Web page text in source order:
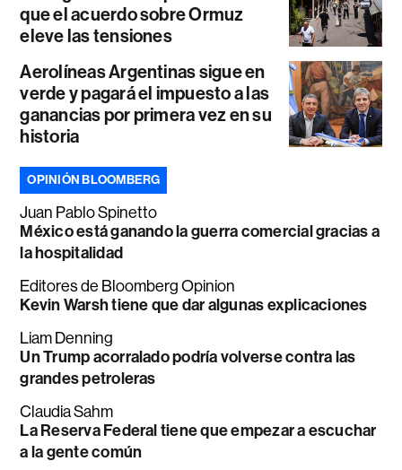
que el acuerdo sobre Ormuz
eleve las tensiones
Aerolíneas Argentinas sigue en
verde y pagará el impuesto a las
ganancias por primera vez en su
historia
OPINIÓN BLOOMBERG
Juan Pablo Spinetto
México está ganando la guerra comercial gracias a
la hospitalidad
Editores de Bloomberg Opinion
Kevin Warsh tiene que dar algunas explicaciones
Liam Denning
Un Trump acorralado podría volverse contra las
grandes petroleras
Claudia Sahm
La Reserva Federal tiene que empezar a escuchar
a la gente común